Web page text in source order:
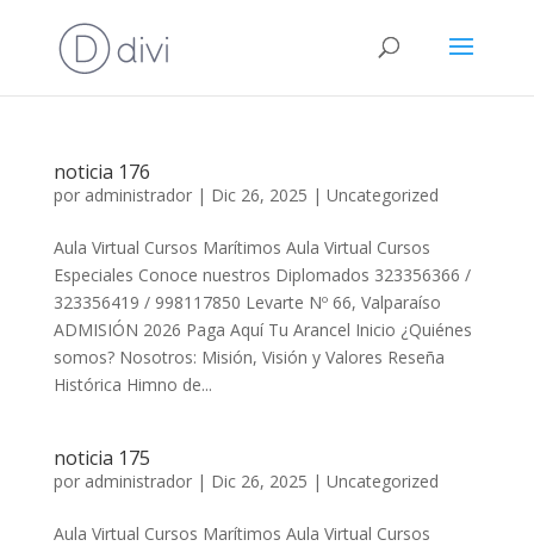
noticia 176
por administrador| Dic 26, 2025 | Uncategorized
Aula Virtual Cursos Marítimos Aula Virtual Cursos
Especiales Conoce nuestros Diplomados 323356366 /
323356419 / 998117850 Levarte Nº 66, Valparaíso
ADMISIÓN 2026 Paga Aquí Tu Arancel Inicio ¿Quiénes
somos? Nosotros: Misión, Visión y Valores Reseña
Histórica Himno de...
noticia 175
por administrador| Dic 26, 2025 | Uncategorized
Aula Virtual Cursos Marítimos Aula Virtual Cursos